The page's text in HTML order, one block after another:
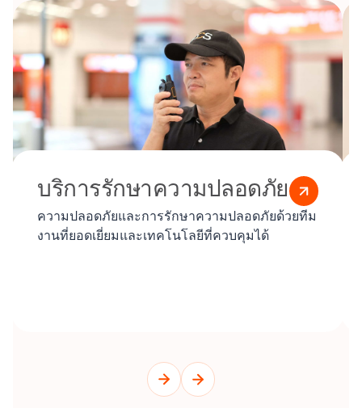
บริการรักษาความปลอดภัย
ความปลอดภัยและการรักษาความปลอดภัยด้วยทีม
งานที่ยอดเยี่ยมและเทคโนโลยีที่ควบคุมได้